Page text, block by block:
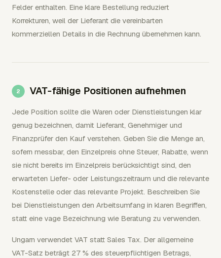
Felder enthalten. Eine klare Bestellung reduziert
Korrekturen, weil der Lieferant die vereinbarten
kommerziellen Details in die Rechnung übernehmen kann.
VAT-fähige Positionen aufnehmen
Jede Position sollte die Waren oder Dienstleistungen klar
genug bezeichnen, damit Lieferant, Genehmiger und
Finanzprüfer den Kauf verstehen. Geben Sie die Menge an,
sofern messbar, den Einzelpreis ohne Steuer, Rabatte, wenn
sie nicht bereits im Einzelpreis berücksichtigt sind, den
erwarteten Liefer- oder Leistungszeitraum und die relevante
Kostenstelle oder das relevante Projekt. Beschreiben Sie
bei Dienstleistungen den Arbeitsumfang in klaren Begriffen,
statt eine vage Bezeichnung wie Beratung zu verwenden.
Ungarn verwendet VAT statt Sales Tax. Der allgemeine
VAT-Satz beträgt 27 % des steuerpflichtigen Betrags,